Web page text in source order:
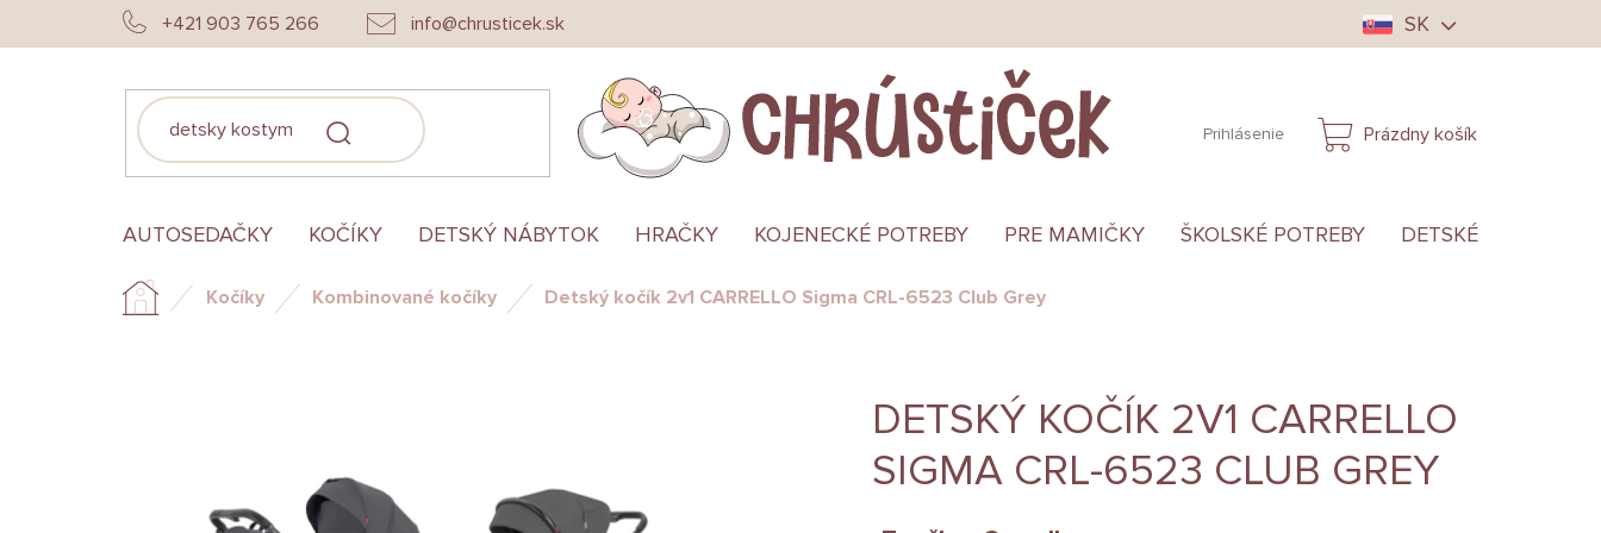
+421 903 765 266 info@chrusticek.sk SK
HĽADAŤ Prihlásenie
NÁKUPNÝ
Prázdny košík
AUTOSEDAČKY KOČÍKY DETSKÝ NÁBYTOK HRAČKY KOJENECKÉ POTREBY PRE MAMIČKY ŠKOLSKÉ POTREBY DETSKÉ OBLEČENIE
DomovKočíky Kombinované kočíky Detský kočík 2v1 CARRELLO Sigma CRL-6523 Club Grey
DETSKÝ KOČÍK 2V1 CARRELLO
SIGMA CRL-6523 CLUB GREY